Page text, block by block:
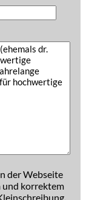
der Webseite
und korrektem